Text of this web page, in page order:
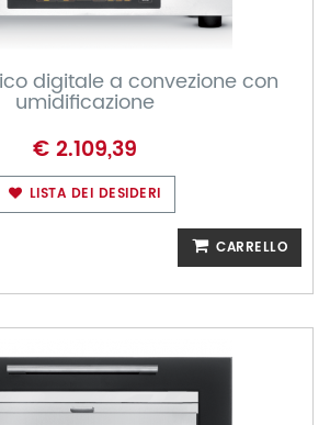
digitale a convezione con
umidificazione
€ 2.109,39
LISTA DEI DESIDERI
CARRELLO